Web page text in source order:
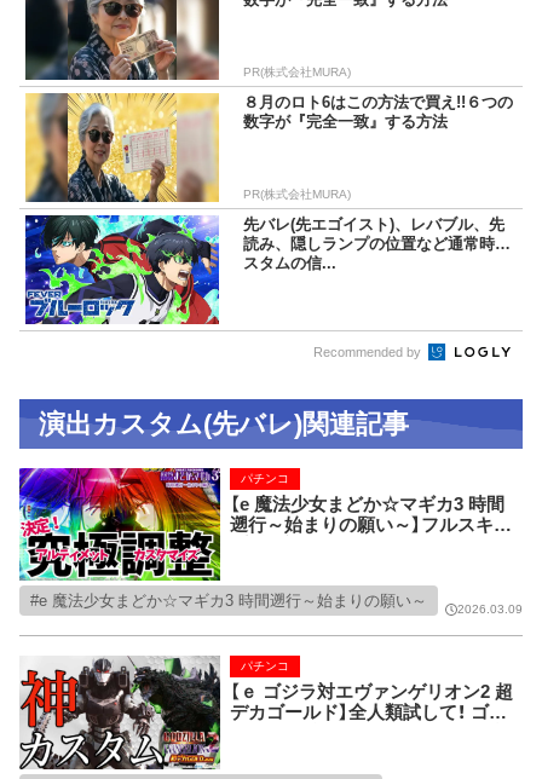
PR(株式会社MURA)
８月のロト6はこの方法で買え!!６つの
数字が『完全一致』する方法
PR(株式会社MURA)
先バレ(先エゴイスト)、レバブル、先
読み、隠しランプの位置など通常時カ
スタムの信...
Recommended by
演出カスタム(先バレ)関連記事
【e 魔法少女まどか☆マギカ3 時間
遡行～始まりの願い～】フルスキッ
採点形式で発表！
パチンコ
e 魔法少女まどか☆マギカ3 時間遡行～始まりの願い～ 2026.03.09
【ｅ ゴジラ対エヴァンゲリオン2 超
デカゴールド】全人類試して！ ゴジ
パチンコ